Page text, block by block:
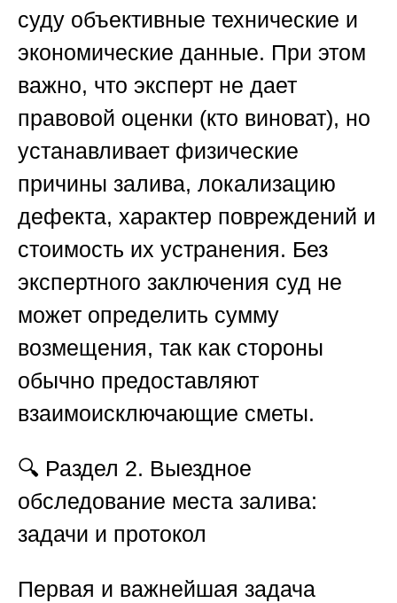
суду объективные технические и
экономические данные. При этом
важно, что эксперт не дает
правовой оценки (кто виноват), но
устанавливает физические
причины залива, локализацию
дефекта, характер повреждений и
стоимость их устранения. Без
экспертного заключения суд не
может определить сумму
возмещения, так как стороны
обычно предоставляют
взаимоисключающие сметы.
🔍 Раздел 2. Выездное
обследование места залива:
задачи и протокол
Первая и важнейшая задача